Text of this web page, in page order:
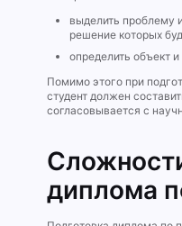
выделить проблему
решение которых
определить объект
Помимо этого при
студент должен
согласовывается с
диплома